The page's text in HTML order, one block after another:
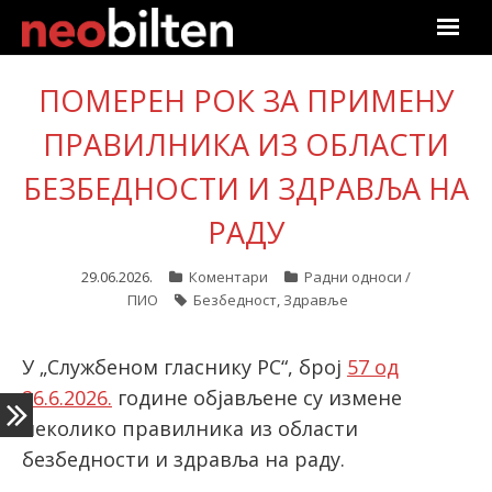
Почетна
Претрага
Актуелно
Линкови
О нама
Претплата
Пријава
ПОМЕРЕН РОК ЗА ПРИМЕНУ
ПРАВИЛНИКА ИЗ ОБЛАСТИ
БЕЗБЕДНОСТИ И ЗДРАВЉА НА
РАДУ
29.06.2026. Коментари
Радни односи /
ПИО
Безбедност, Здравље
У „Службеном гласнику РС“, број 57 од
26.6.2026. године објављене су измене
неколико правилника из области
безбедности и здравља на раду.